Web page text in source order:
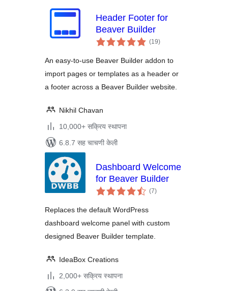
Header Footer for
Beaver Builder
(19एकूण
मूल्यांकन
)
An easy-to-use Beaver Builder addon to
import pages or templates as a header or
a footer across a Beaver Builder website.
Nikhil Chavan
10,000+ सक्रिय स्थापना
6.8.7 सह चाचणी केली
Dashboard Welcome
for Beaver Builder
(7एकूण
मूल्यांकन
)
Replaces the default WordPress
dashboard welcome panel with custom
designed Beaver Builder template.
IdeaBox Creations
2,000+ सक्रिय स्थापना